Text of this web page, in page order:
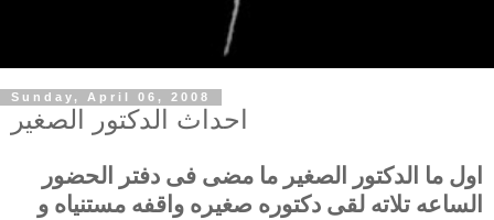
Sunday, April 06, 2008
احداث الدكتور الصغير
اول ما الدكتور الصغير ما مضى فى دفتر الحضور
الساعه تلاته لقى دكتوره صغيره واقفه مستنياه و